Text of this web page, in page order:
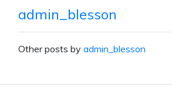
admin_blesson
Other posts by admin_blesson